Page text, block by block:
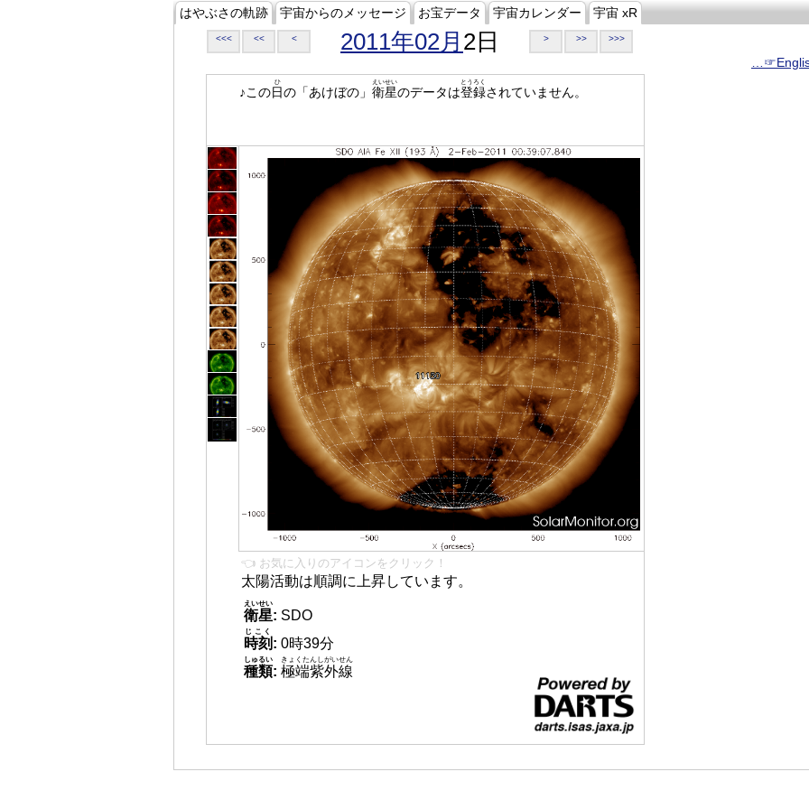
はやぶさの軌跡 宇宙からのメッセージ お宝データ 宇宙カレンダー 宇宙 xR
<<< << < 2011年02月 2日 > >> >>>
♪この日
ひ
の「あけぼの」 衛星
えいせい
のデータは登録
とうろく
されていません。
👈 お気に入りのアイコンをクリック！
太陽活動は順調に上昇しています。
衛星
えいせい
: SDO
時刻
じこく
: 0時39分
種類
しゅるい
: 極端紫外線
きょくたんしがいせん